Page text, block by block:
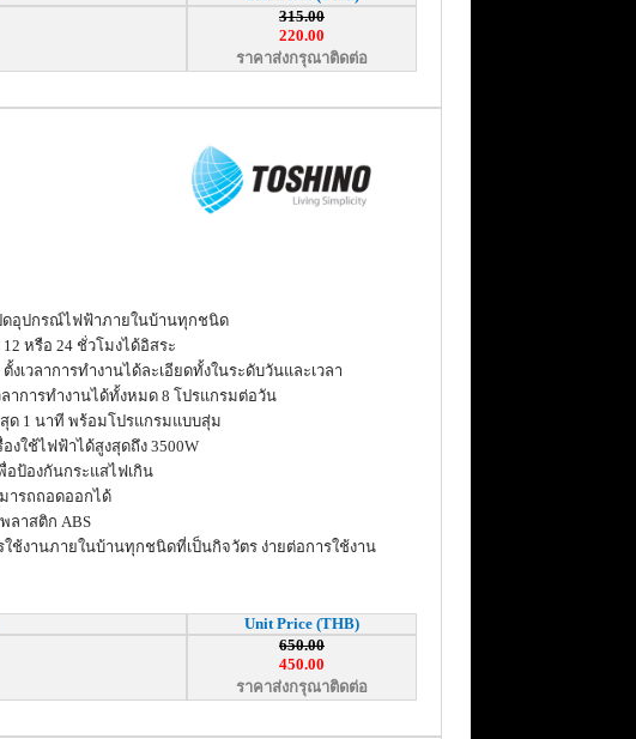
315.00
220.00
ราคาส่งกรุณาติดต่อ
ปิดอุปกรณ์ไฟฟ้าภายในบ้านทุกชนิด
12 หรือ 24 ชั่วโมงได้อิสระ
งเวลาการทำงานได้ละเอียดทั้งในระดับวันและเวลา
ลาการทำงานได้ทั้งหมด 8 โปรแกรมต่อวัน
สุด 1 นาที พร้อมโปรแกรมแบบสุ่ม
องใช้ไฟฟ้าได้สูงสุดถึง 3500W
อป้องกันกระแสไฟเกิน
ารถถอดออกได้
ลาสติก ABS
ใช้งานภายในบ้านทุกชนิดที่เป็นกิจวัตร ง่ายต่อการใช้งาน
Unit Price (THB)
650.00
450.00
ราคาส่งกรุณาติดต่อ